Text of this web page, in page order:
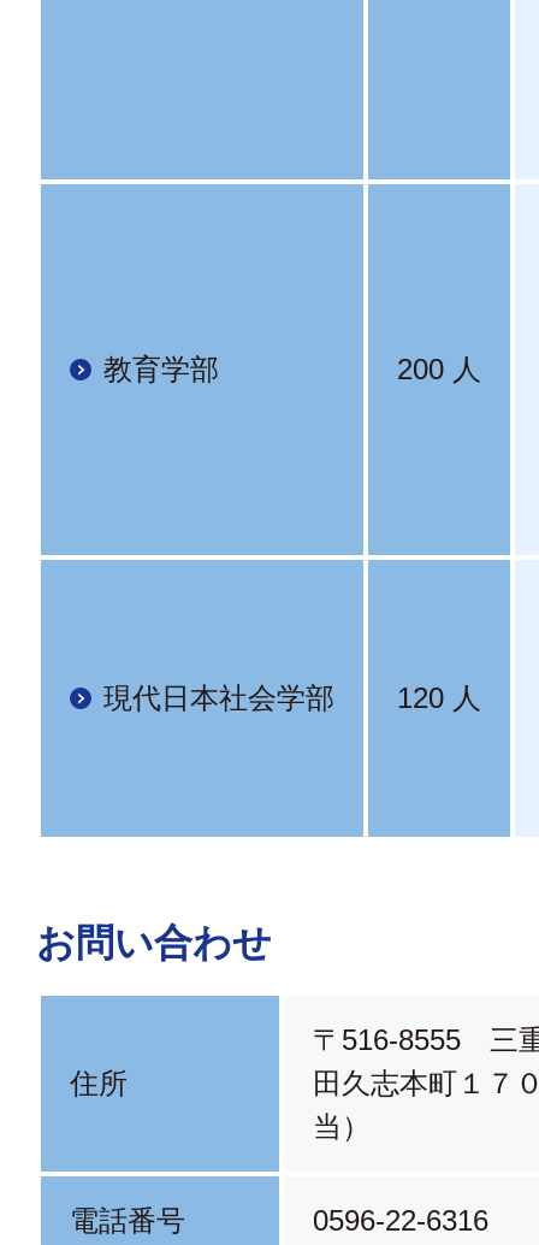
教育学部 200 人
現代日本社会学部 120 人
お問い合わせ
住所
〒516-8555 三
田久志本町１７
当）
電話番号 0596-22-6316